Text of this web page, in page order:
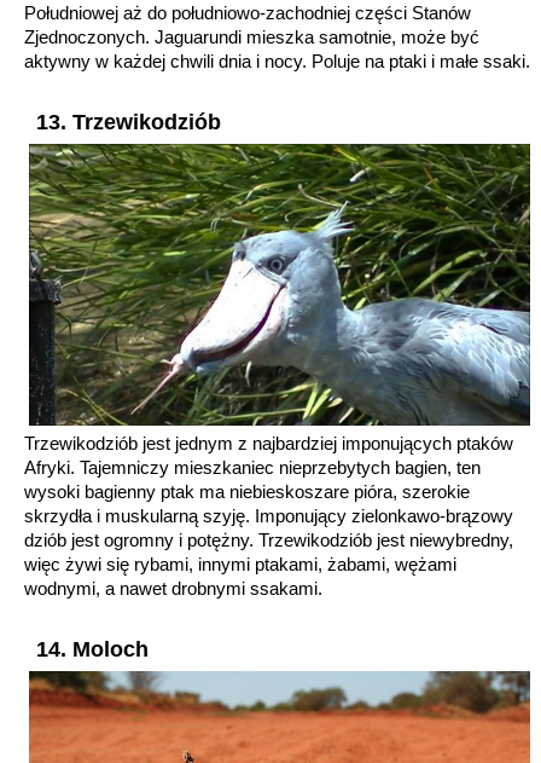
Południowej aż do południowo-zachodniej części Stanów
Zjednoczonych. Jaguarundi mieszka samotnie, może być
aktywny w każdej chwili dnia i nocy. Poluje na ptaki i małe ssaki.
13. Trzewikodziób
Trzewikodziób jest jednym z najbardziej imponujących ptaków
Afryki. Tajemniczy mieszkaniec nieprzebytych bagien, ten
wysoki bagienny ptak ma niebieskoszare pióra, szerokie
skrzydła i muskularną szyję. Imponujący zielonkawo-brązowy
dziób jest ogromny i potężny. Trzewikodziób jest niewybredny,
więc żywi się rybami, innymi ptakami, żabami, wężami
wodnymi, a nawet drobnymi ssakami.
14. Moloch